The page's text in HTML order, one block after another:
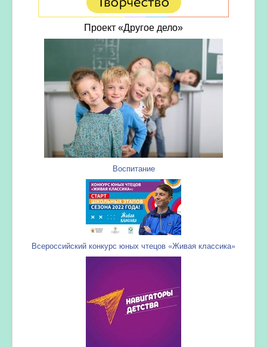
Проект «Другое дело»
Воспитание
Всероссийский конкурс юных чтецов «Живая классика»